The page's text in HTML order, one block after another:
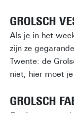
GROLSCH
Als je in het
zijn ze
Twente: de
niet, hier moet
GROLSCH